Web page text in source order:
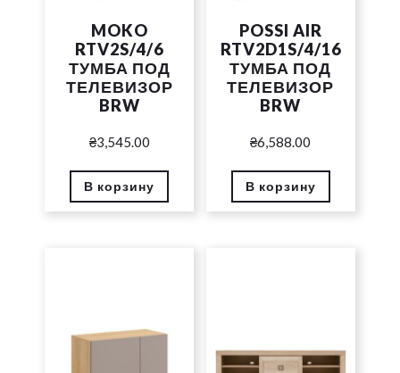
MOKO
RTV2S/4/6
ТУМБА ПОД
ТЕЛЕВИЗОР
BRW
₴3,545.00
В корзину
POSSI AIR
RTV2D1S/4/16
ТУМБА ПОД
ТЕЛЕВИЗОР
BRW
₴6,588.00
В корзину